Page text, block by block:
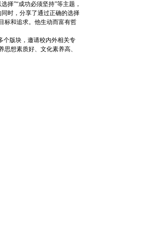
”“成功必须坚持”等主题，
时，分享了通过正确的选择
标和追求。他生动而富有哲
版块，邀请校内外相关专
想素质好、文化素养高、